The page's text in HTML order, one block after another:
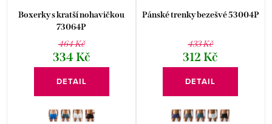
Boxerky s kratší nohavičkou
73064P
464 Kč
334 Kč
DETAIL
Pánské trenky bezešvé 53004P
433 Kč
312 Kč
DETAIL